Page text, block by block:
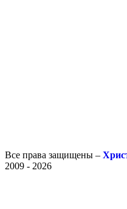
Все права защищены –
2009 - 2026